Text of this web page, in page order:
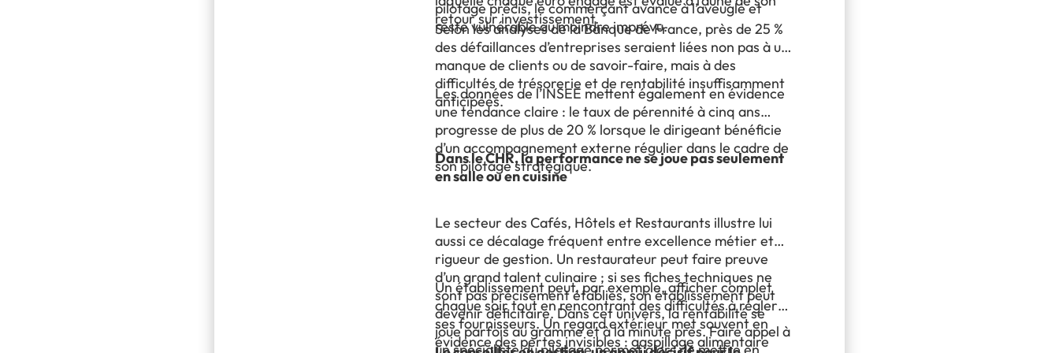
pilotage précis, le commerçant avance à l’aveugle et
reste vulnérable au moindre imprévu.
retour sur investissement.
Selon les analyses de la Banque de France, près de 25 %
des défaillances d’entreprises seraient liées non pas à un
manque de clients ou de savoir-faire, mais à des
difficultés de trésorerie et de rentabilité insuffisamment
anticipées.
Les données de l’INSEE mettent également en évidence
une tendance claire : le taux de pérennité à cinq ans
progresse de plus de 20 % lorsque le dirigeant bénéficie
d’un accompagnement externe régulier dans le cadre de
son pilotage stratégique.
Dans le CHR, la performance ne se joue pas seulement
en salle ou en cuisine
Le secteur des Cafés, Hôtels et Restaurants illustre lui
aussi ce décalage fréquent entre excellence métier et
rigueur de gestion. Un restaurateur peut faire preuve
d’un grand talent culinaire ; si ses fiches techniques ne
sont pas précisément établies, son établissement peut
devenir déficitaire. Dans cet univers, la rentabilité se
joue parfois au gramme et à la minute près. Faire appel à
Un établissement peut, par exemple, afficher complet
chaque soir tout en rencontrant des difficultés à régler
ses fournisseurs. Un regard extérieur met souvent en
évidence des pertes invisibles : gaspillage alimentaire